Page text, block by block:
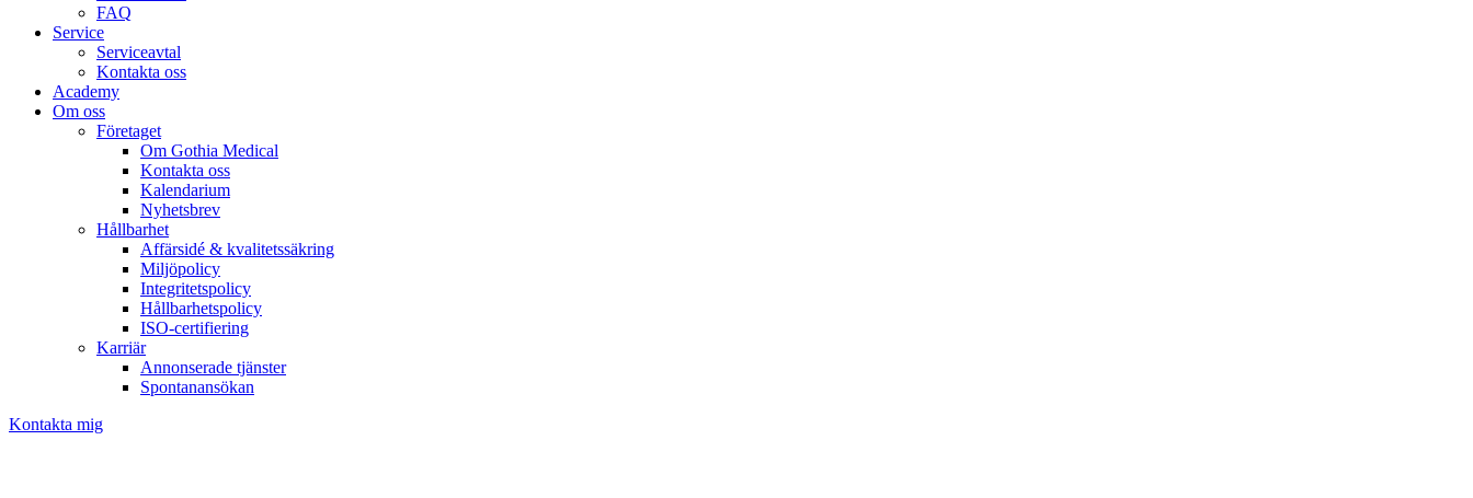
FAQ
Service
Serviceavtal
Kontakta oss
Academy
Om oss
Företaget
Om Gothia Medical
Kontakta oss
Kalendarium
Nyhetsbrev
Hållbarhet
Affärsidé & kvalitetssäkring
Miljöpolicy
Integritetspolicy
Hållbarhetspolicy
ISO-certifiering
Karriär
Annonserade tjänster
Spontanansökan
Kontakta mig